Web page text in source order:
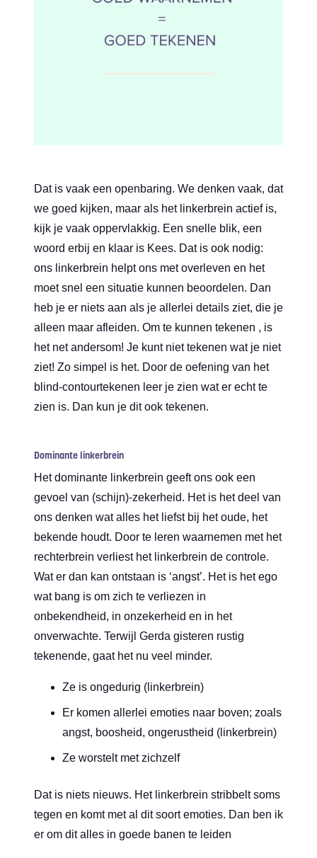
Dat is vaak een openbaring. We denken vaak, dat
we goed kijken, maar als het linkerbrein actief is,
kijk je vaak oppervlakkig. Een snelle blik, een
woord erbij en klaar is Kees. Dat is ook nodig:
ons linkerbrein helpt ons met overleven en het
moet snel een situatie kunnen beoordelen. Dan
heb je er niets aan als je allerlei details ziet, die je
alleen maar afleiden. Om te kunnen tekenen , is
het net andersom! Je kunt niet tekenen wat je niet
ziet! Zo simpel is het. Door de oefening van het
blind-contourtekenen leer je zien wat er echt te
zien is. Dan kun je dit ook tekenen.
Dominante linkerbrein
Het dominante linkerbrein geeft ons ook een
gevoel van (schijn)-zekerheid. Het is het deel van
ons denken wat alles het liefst bij het oude, het
bekende houdt. Door te leren waarnemen met het
rechterbrein verliest het linkerbrein de controle.
Wat er dan kan ontstaan is ‘angst’. Het is het ego
wat bang is om zich te verliezen in
onbekendheid, in onzekerheid en in het
onverwachte. Terwijl Gerda gisteren rustig
tekenende, gaat het nu veel minder.
Ze is ongedurig (linkerbrein)
Er komen allerlei emoties naar boven; zoals
angst, boosheid, ongerustheid (linkerbrein)
Ze worstelt met zichzelf
Dat is niets nieuws. Het linkerbrein stribbelt soms
tegen en komt met al dit soort emoties. Dan ben ik
er om dit alles in goede banen te leiden